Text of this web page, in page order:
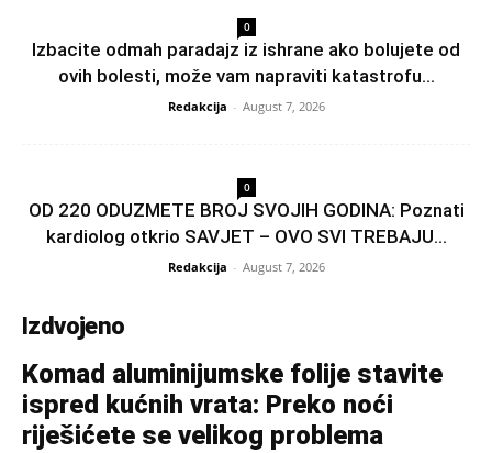
0
Izbacite odmah paradajz iz ishrane ako bolujete od
ovih bolesti, može vam napraviti katastrofu...
Redakcija - August 7, 2026
0
OD 220 ODUZMETE BROJ SVOJIH GODINA: Poznati
kardiolog otkrio SAVJET – OVO SVI TREBAJU...
Redakcija - August 7, 2026
Izdvojeno
Komad aluminijumske folije stavite
ispred kućnih vrata: Preko noći
riješićete se velikog problema